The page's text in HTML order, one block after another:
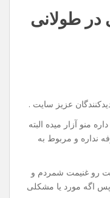
طولانی
عزیز سایت .